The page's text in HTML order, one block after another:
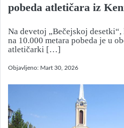
pobeda atletičara iz
Na devetoj „Bečejskoj
na 10.000 metara pobeda je u
atletičarki […]
Objavljeno: Mart 30, 2026